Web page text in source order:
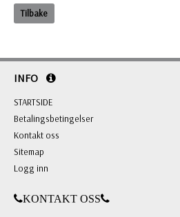
Tilbake
INFO
STARTSIDE
Betalingsbetingelser
Kontakt oss
Sitemap
Logg inn
KONTAKT OSS